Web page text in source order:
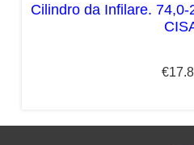
Cilindro da Infilare.
€